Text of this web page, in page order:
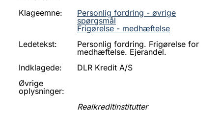
Klageemne:
Personlig fordring - øvrige
spørgsmål
Frigørelse - medhæftelse
Ledetekst:
Personlig fordring. Frigørelse for
medhæftelse. Ejerandel.
Indklagede:
DLR Kredit A/S
Øvrige
oplysninger:
Realkreditinstitutter